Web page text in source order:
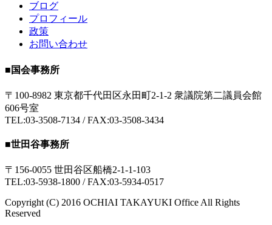
ブログ
プロフィール
政策
お問い合わせ
■ 国会事務所
〒100-8982 東京都千代田区永田町2-1-2 衆議院第二議員会館
606号室
TEL:03-3508-7134 / FAX:03-3508-3434
■世田谷事務所
〒156-0055 世田谷区船橋2-1-1-103
TEL:03-5938-1800 / FAX:03-5934-0517
Copyright (C) 2016 OCHIAI TAKAYUKI Office All Rights
Reserved